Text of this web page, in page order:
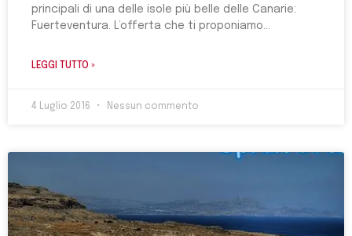
principali di una delle isole più belle delle Canarie:
Fuerteventura. L’offerta che ti proponiamo
LEGGI TUTTO »
4 Luglio 2016 Nessun commento